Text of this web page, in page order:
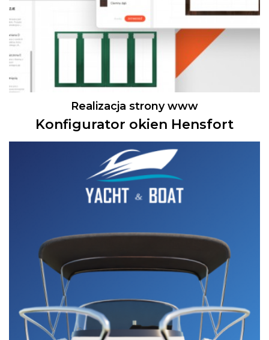
Realizacja strony www
Konfigurator okien Hensfort